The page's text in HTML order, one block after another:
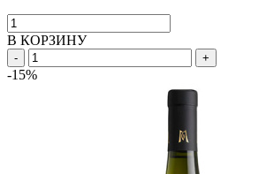
В КОРЗИНУ
- +
-15%